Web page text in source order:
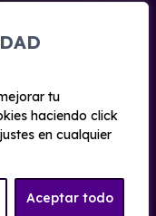
tu
haciendo click
en cualquier
Aceptar todo
Todas las marcas
Renting